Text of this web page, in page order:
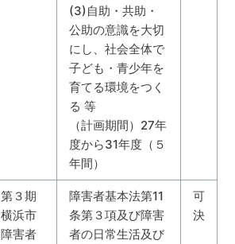
(3)自助・共助・
公助の意識を大切
にし、社会全体で
子ども・青少年を
育てる環境をつく
る 等
（計画期間）27年
度から31年度（５
年間）
第３期
横浜市
障害者
障害者基本法第11
条第３項及び障害
者の日常生活及び
可
決